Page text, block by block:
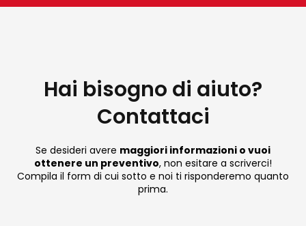
Hai bisogno di aiuto?
Contattaci
Se desideri avere maggiori informazioni o vuoi
ottenere un preventivo, non esitare a scriverci!
Compila il form di cui sotto e noi ti risponderemo quanto
prima.